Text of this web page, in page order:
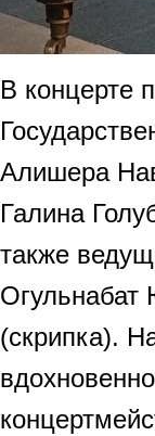
В концерте
Алишера
Галина
также
(скрипка).